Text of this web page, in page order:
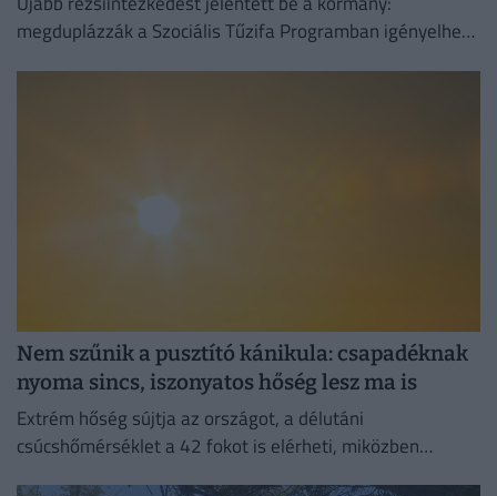
megduplázzák a Szociális Tűzifa Programban igényelhető
Nem szűnik a pusztító kánikula: csapadéknak
nyoma sincs, iszonyatos hőség lesz ma is
Extrém hőség sújtja az országot, a délutáni
csúcshőmérséklet a 42 fokot is elérheti, miközben